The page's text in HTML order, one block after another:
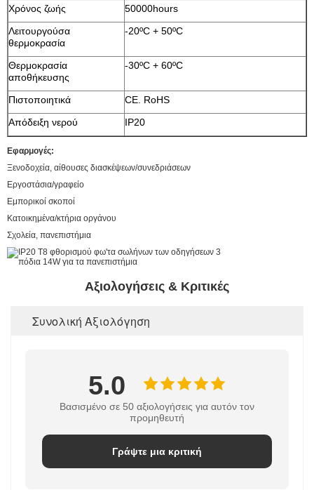
Χρόνος ζωής
50000hours
Λειτουργούσα
θερμοκρασία
-20ºC + 50ºC
Θερμοκρασία
αποθήκευσης
-30ºC + 60ºC
Πιστοποιητικά
CE. RoHS
Απόδειξη νερού
IP20
Εφαρμογές:
Ξενοδοχεία, αίθουσες διασκέψεων/συνεδριάσεων
Εργοστάσια/γραφείο
Εμπορικοί σκοποί
Κατοικημένα/κτήρια οργάνου
Σχολεία, πανεπιστήμια
Αξιολογήσεις & Κριτικές
Συνολική Αξιολόγηση
5.0
Βασισμένο σε 50 αξιολογήσεις για αυτόν τον
προμηθευτή
Γράψτε μια κριτική